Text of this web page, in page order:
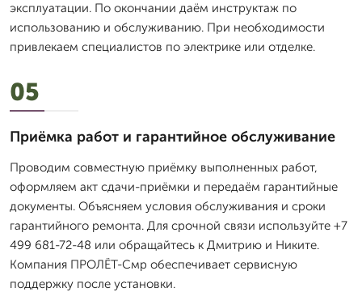
эксплуатации. По окончании даём инструктаж по
использованию и обслуживанию. При необходимости
привлекаем специалистов по электрике или отделке.
05
Приёмка работ и гарантийное обслуживание
Проводим совместную приёмку выполненных работ,
оформляем акт сдачи-приёмки и передаём гарантийные
документы. Объясняем условия обслуживания и сроки
гарантийного ремонта. Для срочной связи используйте +7
499 681-72-48 или обращайтесь к Дмитрию и Никите.
Компания ПРОЛЁТ-Смр обеспечивает сервисную
поддержку после установки.